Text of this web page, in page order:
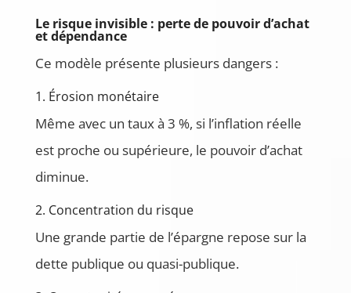
Le risque invisible : perte de pouvoir d’achat
et dépendance
Ce modèle présente plusieurs dangers :
1. Érosion monétaire
Même avec un taux à 3 %, si l’inflation réelle
est proche ou supérieure, le pouvoir d’achat
diminue.
2. Concentration du risque
Une grande partie de l’épargne repose sur la
dette publique ou quasi-publique.